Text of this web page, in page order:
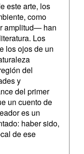
este arte, los
como
amplitud— han
Los
los ojos de un
del
y
del primer
un cuento de
es un
haber sido,
de ese